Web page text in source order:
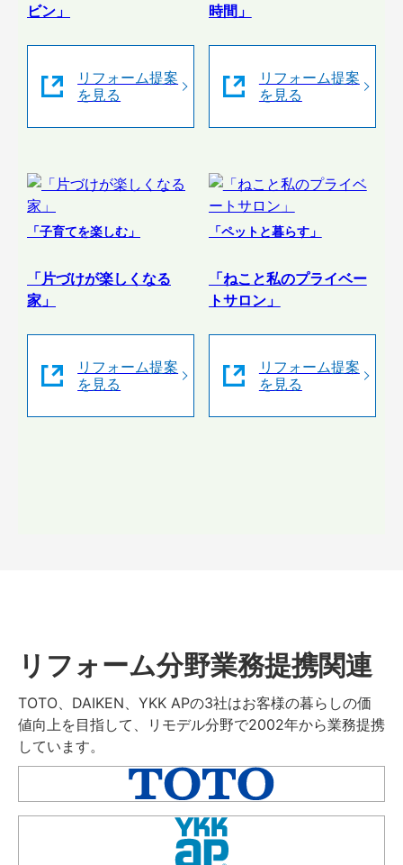
ビン」
リフォーム提案
を見る
時間」
リフォーム提案
を見る
「子育てを楽しむ」
「片づけが楽しくなる
家」
リフォーム提案
を見る
「ペットと暮らす」
「ねこと私のプライベー
トサロン」
リフォーム提案
を見る
リフォーム分野業務提携関連
TOTO、DAIKEN、YKK APの3社はお客様の暮らしの価
値向上を目指して、リモデル分野で2002年から業務提携
しています。